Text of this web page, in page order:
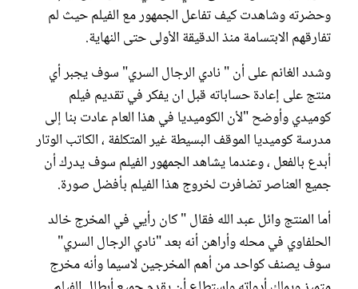
وحضرته وشاهدت كيف تفاعل الجمهور مع الفيلم حيث لم
تفارقهم الابتسامة منذ الدقيقة الأولى حتى النهاية.
وشدد الغانم على أن " نادي الرجال السري" سوف يجبر أي
منتج على إعادة حساباته قبل ان يفكر في تقديم فيلم
كوميدي وأوضح "لأن الكوميديا في هذا العام عادت بنا إلى
مدرسة كوميديا الموقف البسيطة غير المتكلفة ، الكاتب الوتار
أبدع بالفعل ، وعندما يشاهد الجمهور الفيلم سوف يدرك أن
جميع العناصر تضافرت لخروج هذا الفيلم بأفضل صورة.
أما المنتج وائل عبد الله فقال " كان رأيي في المخرج خالد
الحلفاوي في محله وأراهن أنه بعد "نادي الرجال السري"
سوف يصنف كواحد من أهم المخرجين لاسيما وأنه مخرج